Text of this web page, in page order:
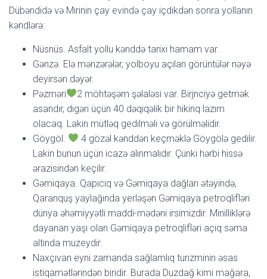
Dübəndidə və Mirinin çay evində çay içdikdən sonra yollanın
kəndlərə:
Nüsnüs. Asfalt yollu kənddə tarixi hamam var.
Gənzə. Elə mənzərələr, yolboyu açılan görüntülər nəyə
deyirsən dəyər.
Pəzməri
2 möhtəşəm şəlaləsi var. Birjnciyə getmək
asandır, digəri üçün 40 dəqiqəlik bir hikinq lazım
olacaq. Lakin mütləq gedilməli və görülməlidir.
Göygöl.
4 gözəl kənddən keçməklə Göygölə gedilir.
Lakin bunun üçün icazə alınmalıdır. Çünki hərbi hissə
ərazisindən keçilir.
Gəmiqaya. Qapıcıq və Gəmiqaya dağları ətəyində,
Qaranquş yaylağında yerləşən Gəmiqaya petroqlifləri
dünya əhəmiyyətli maddi-mədəni irsimizdir. Minilliklərə
dayanan yaşı olan Gəmiqaya petroqlifləri açıq səma
altında muzeydir.
Naxçıvan eyni zamanda sağlamlıq turizminin əsas
istiqamətlərindən biridir. Burada Duzdağ kimi mağara,